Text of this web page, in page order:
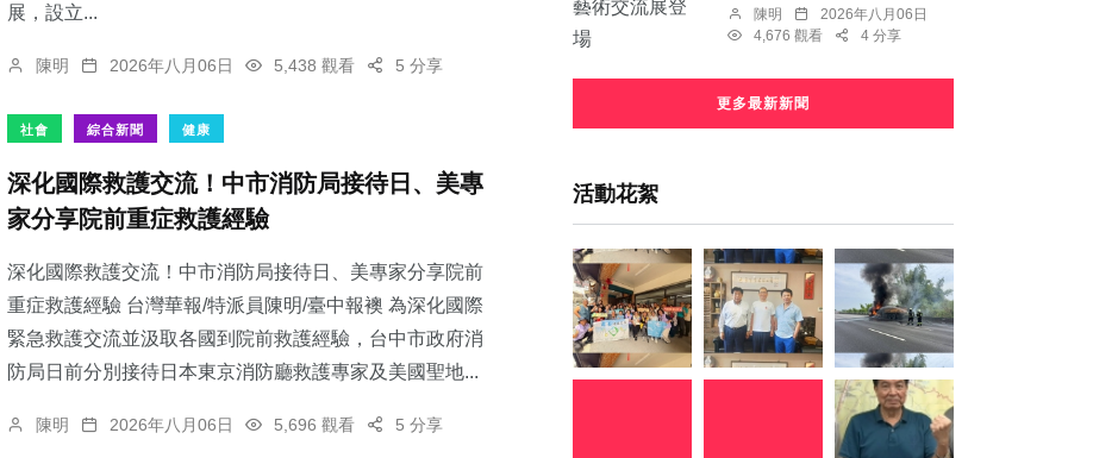
展，設立...
陳明 2026年八月06日 5,438 觀看 5 分享
社會 綜合新聞 健康
深化國際救護交流！中市消防局接待日、美專
家分享院前重症救護經驗
深化國際救護交流！中市消防局接待日、美專家分享院前
重症救護經驗 台灣華報/特派員陳明/臺中報襖 為深化國際
緊急救護交流並汲取各國到院前救護經驗，台中市政府消
防局日前分別接待日本東京消防廳救護專家及美國聖地...
陳明 2026年八月06日 5,696 觀看 5 分享
陳明
2026年八月06日
4,676 觀看
4 分享
更多最新新聞
活動花絮